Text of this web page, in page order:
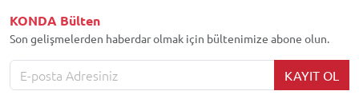
KONDA Bülten
Son gelişmelerden haberdar olmak için bültenimize abone olun.
KAYIT OL